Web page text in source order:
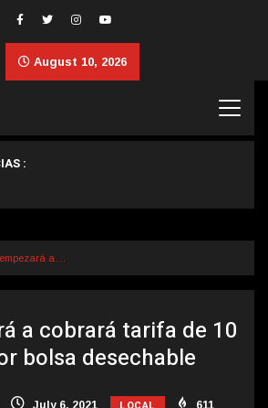
August 10, 2026
:
a…
a cobrará tarifa de 10
bolsa desechable
July 6, 2021 611